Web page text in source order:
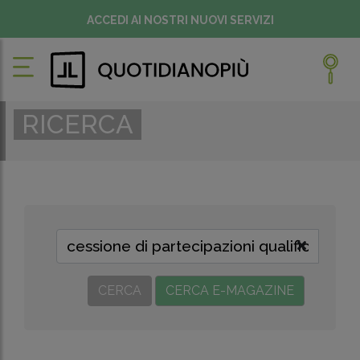
ACCEDI AI NOSTRI NUOVI SERVIZI
RICERCA
CERCA CERCA E-MAGAZINE